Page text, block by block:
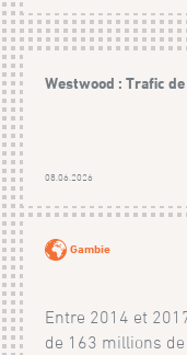
Westwood : Trafic
08.06.2026
Gambie
Entre 2014 et
de 163 millions